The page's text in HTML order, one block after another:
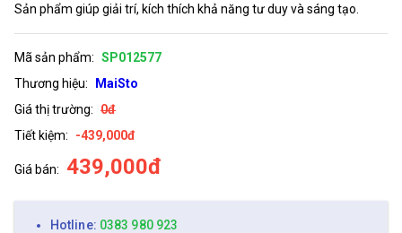
Sản phẩm giúp giải trí, kích thích khả năng tư duy và sáng tạo.
Mã sản phẩm: SP012577
Thương hiệu:
MaiSto
Giá thị trường: 0đ
Tiết kiệm:
-439,000đ
Giá bán: 439,000đ
Hotline: 0383 980 923